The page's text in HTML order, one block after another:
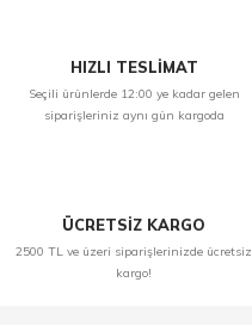
HIZLI TESLİMAT
Seçili ürünlerde 12:00 ye kadar gelen
siparişleriniz aynı gün kargoda
ÜCRETSİZ KARGO
2500 TL ve üzeri siparişlerinizde ücretsiz
kargo!